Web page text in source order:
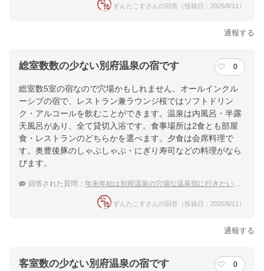
ずんたこすさんの回答（投稿日：2025/8/11）
通報する
総室数数の少ない別府温泉の宿です 0
総室数5室の宿なので穴場かもしれません。オールインクル
ーシブの宿で、レストラン兼ラウンジ桜ではソフトドリン
ク・アルコールを飲むことができます。温泉は内風呂・半露
天風呂があり、全て貸切入浴です。食事場所は2食とも部屋
食・レストランのどちらかを選べます。夕食は会席料理で
す。奥豊後豚のしゃぶしゃぶ・にぎり寿司などの料理がなら
びます。
回答された質問： 年末年始は別府温泉の穴場な温泉宿に行きたいです。おすすめ宿は？
ずんたこすさんの回答（投稿日：2025/8/11）
通報する
客室数の少ない別府温泉の宿です 0